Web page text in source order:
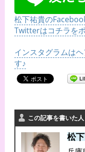
松下祐貴の
Twitterはコチラをポ
インスタグラムは
す♪
この記事を書いた人
松